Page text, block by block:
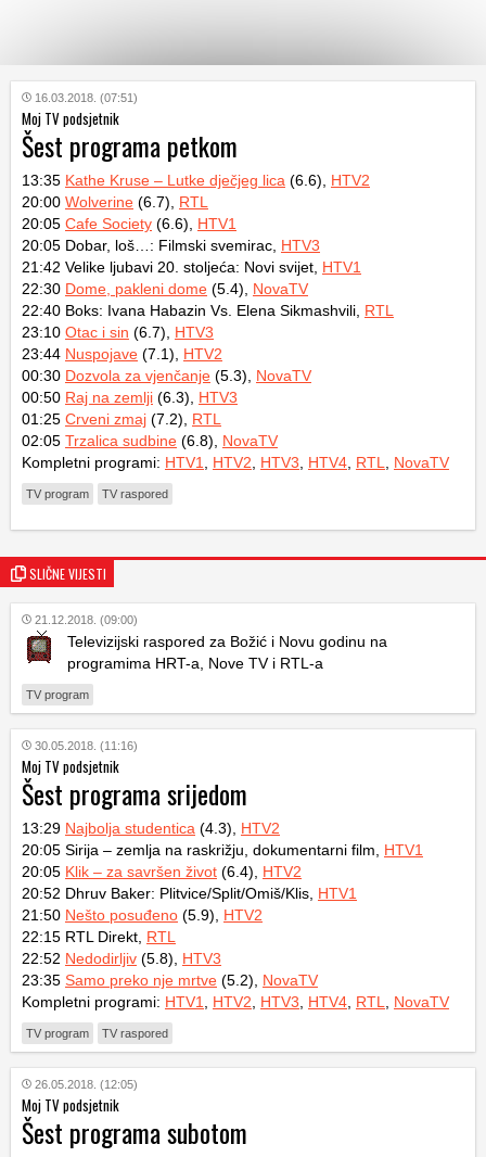
KATEGORIJE
HRVATSKI
WEB
16.03.2018. (07:51)
Moj TV podsjetnik
Šest programa petkom
13:35 Kathe Kruse – Lutke dječjeg lica (6.6), HTV2
20:00 Wolverine (6.7), RTL
20:05 Cafe Society (6.6), HTV1
20:05 Dobar, loš…: Filmski svemirac, HTV3
21:42 Velike ljubavi 20. stoljeća: Novi svijet, HTV1
22:30 Dome, pakleni dome (5.4), NovaTV
22:40 Boks: Ivana Habazin Vs. Elena Sikmashvili, RTL
23:10 Otac i sin (6.7), HTV3
23:44 Nuspojave (7.1), HTV2
00:30 Dozvola za vjenčanje (5.3), NovaTV
00:50 Raj na zemlji (6.3), HTV3
01:25 Crveni zmaj (7.2), RTL
02:05 Trzalica sudbine (6.8), NovaTV
Kompletni programi: HTV1 HTV2 HTV3 HTV4 RTL NovaTV
TV program TV raspored
SLIČNE VIJESTI
21.12.2018. (09:00)
Televizijski raspored za Božić i Novu godinu na
programima HRT-a, Nove TV i RTL-a
TV program
30.05.2018. (11:16)
Moj TV podsjetnik
Šest programa srijedom
13:29 Najbolja studentica (4.3), HTV2
20:05 Sirija – zemlja na raskrižju, dokumentarni film, HTV1
20:05 Klik – za savršen život (6.4), HTV2
20:52 Dhruv Baker: Plitvice/Split/Omiš/Klis, HTV1
21:50 Nešto posuđeno (5.9), HTV2
22:15 RTL Direkt, RTL
22:52 Nedodirljiv (5.8), HTV3
23:35 Samo preko nje mrtve (5.2), NovaTV
Kompletni programi: HTV1 HTV2 HTV3 HTV4 RTL NovaTV
TV program TV raspored
26.05.2018. (12:05)
Moj TV podsjetnik
Šest programa subotom